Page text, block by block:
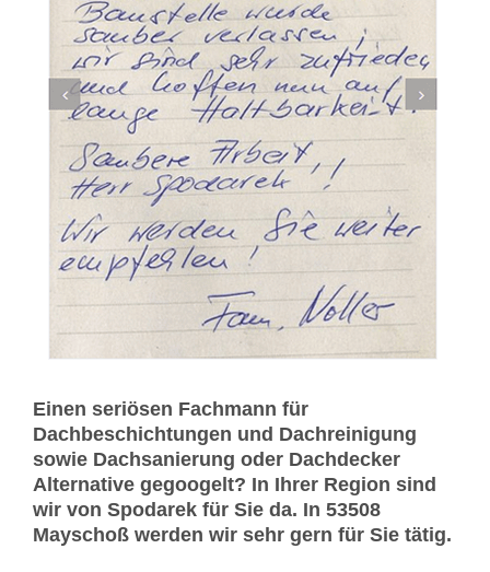
Einen seriösen Fachmann für
Dachbeschichtungen und Dachreinigung
sowie Dachsanierung oder Dachdecker
Alternative gegoogelt? In Ihrer Region sind
wir von Spodarek für Sie da. In 53508
Mayschoß werden wir sehr gern für Sie tätig.